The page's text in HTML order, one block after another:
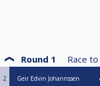
Round 1 Race to
2 Geir Edvin Johannssen